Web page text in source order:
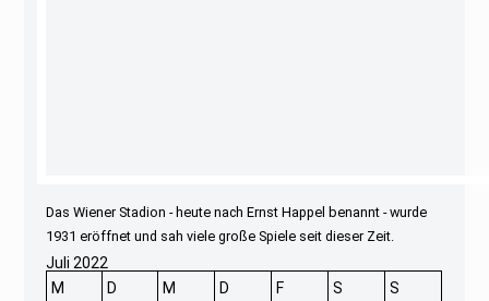
Das Wiener Stadion - heute nach Ernst Happel benannt - wurde
1931 eröffnet und sah viele große Spiele seit dieser Zeit.
Juli 2022
M
D M D F S
S